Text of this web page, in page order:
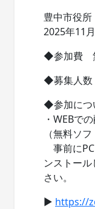
豊中市役
2025年11
◆参加費
◆募集人数
◆参加につ
・WEBで
（無料ソ
事前に
ンストー
さい。
▶ https://